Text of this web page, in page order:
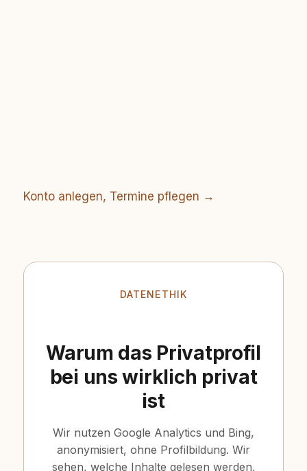
Konto anlegen, Termine pflegen →
DATENETHIK
Warum das Privatprofil
bei uns wirklich privat
ist
Wir nutzen Google Analytics und Bing,
anonymisiert, ohne Profilbildung. Wir
sehen, welche Inhalte gelesen werden,